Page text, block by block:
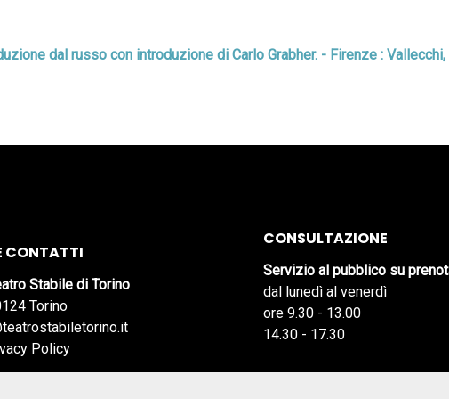
dal russo con introduzione di Carlo Grabher. - Firenze : Vallecchi,
CONTATTI
Stabile di Torino
Torino
Policy
CONSULTAZIONE
Servizio al pubblico su
dal lunedì al venerdì
ore 9.30 - 13.00
14.30 - 17.30